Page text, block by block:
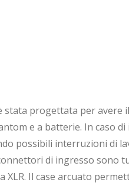
stata progettata per
e a batterie. In caso
possibili interruzioni di
di ingresso sono
Il case arcuato